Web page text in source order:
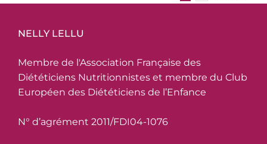
NELLY LELLU
Membre de l'Association Française des
Diététiciens Nutritionnistes et membre du Club
Européen des Diététiciens de l’Enfance
N° d’agrément 2011/FDI04-1076